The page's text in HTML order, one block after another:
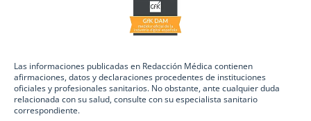
Las informaciones publicadas en Redacción Médica contienen
afirmaciones, datos y declaraciones procedentes de instituciones
oficiales y profesionales sanitarios. No obstante, ante cualquier duda
relacionada con su salud, consulte con su especialista sanitario
correspondiente.